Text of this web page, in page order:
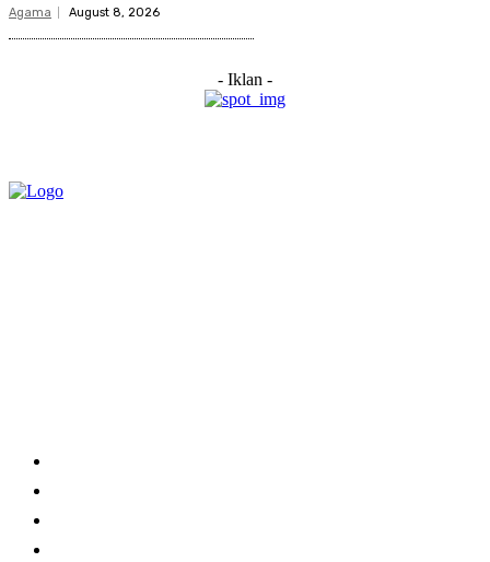
Agama August 8, 2026
- Iklan -